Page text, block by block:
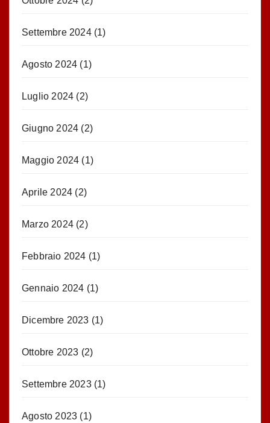
Settembre 2024(1)
Agosto 2024 (1)
Luglio 2024 (2)
Giugno 2024 (2)
Maggio 2024 (1)
Aprile 2024 (2)
Marzo 2024 (2)
Febbraio 2024 (1)
Gennaio 2024 (1)
Dicembre 2023 (1)
Ottobre 2023 (2)
Settembre 2023(1)
Agosto 2023 (1)